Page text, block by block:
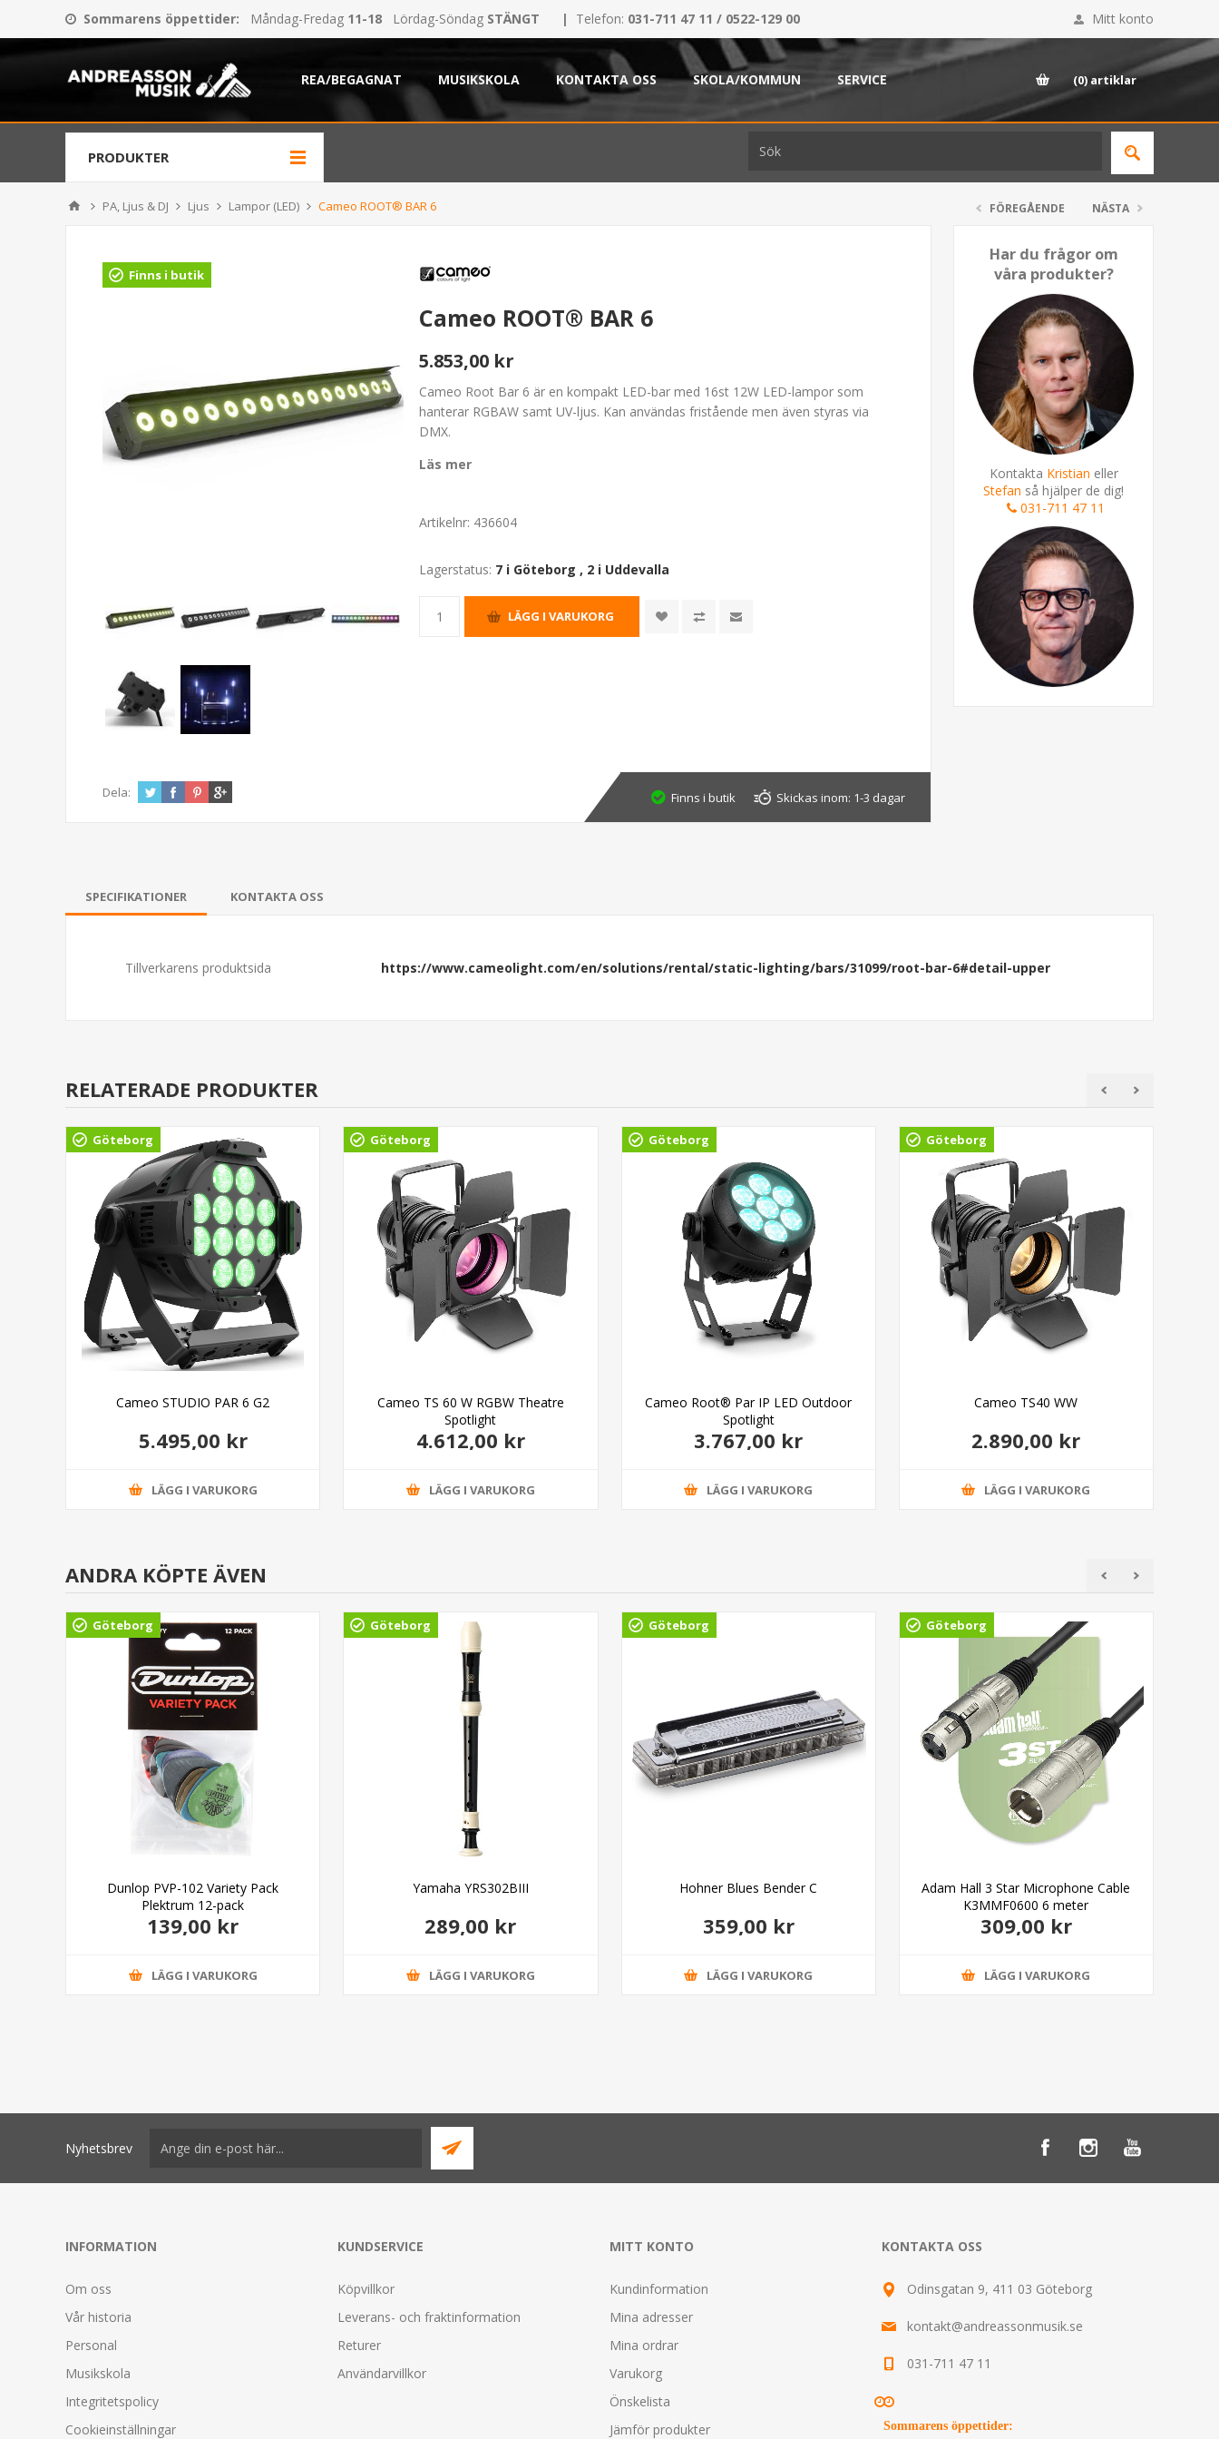
Sommarens öppettider: Måndag-Fredag 11-18 Lördag-Söndag STÄNGT | Telefon: 031-711 47 11 / 0522-129 00 Mitt konto
REA/BEGAGNAT MUSIKSKOLA KONTAKTA OSS SKOLA/KOMMUN SERVICE (0) artiklar
PRODUKTER
PA, Ljus & DJ Ljus Lampor (LED) Cameo ROOT® BAR 6 FÖREGÅENDE NÄSTA
Har du frågor om
våra produkter?
Kontakta Kristian eller
Stefan så hjälper de dig!
031-711 47 11
Finns i butik
Cameo ROOT® BAR 6
5.853,00 kr
Cameo Root Bar 6 är en kompakt LED-bar med 16st 12W LED-lampor som
hanterar RGBAW samt UV-ljus. Kan användas fristående men även styras via
DMX.
Läs mer
Artikelnr: 436604
Lagerstatus: 7 i Göteborg , 2 i Uddevalla
Dela: Finns i butik Skickas inom: 1-3 dagar
SPECIFIKATIONER KONTAKTA OSS
Tillverkarens produktsida https://www.cameolight.com/en/solutions/rental/static-lighting/bars/31099/root-bar-6#detail-upper
RELATERADE PRODUKTER
Göteborg
Cameo STUDIO PAR 6 G2
5.495,00 kr
LÄGG I VARUKORG
Göteborg
Cameo TS 60 W RGBW Theatre
Spotlight
4.612,00 kr
LÄGG I VARUKORG
Göteborg
Cameo Root® Par IP LED Outdoor
Spotlight
3.767,00 kr
LÄGG I VARUKORG
Göteborg
Cameo TS40 WW
2.890,00 kr
LÄGG I VARUKORG
ANDRA KÖPTE ÄVEN
Göteborg
Dunlop PVP-102 Variety Pack
Plektrum 12-pack
139,00 kr
LÄGG I VARUKORG
Göteborg
Yamaha YRS302BIII
289,00 kr
LÄGG I VARUKORG
Göteborg
Hohner Blues Bender C
359,00 kr
LÄGG I VARUKORG
Göteborg
Adam Hall 3 Star Microphone Cable
K3MMF0600 6 meter
309,00 kr
LÄGG I VARUKORG
Nyhetsbrev
INFORMATION
Om oss
Vår historia
Personal
Musikskola
Integritetspolicy
Cookieinställningar
KUNDSERVICE
Köpvillkor
Leverans- och fraktinformation
Returer
Användarvillkor
MITT KONTO
Kundinformation
Mina adresser
Mina ordrar
Varukorg
Önskelista
Jämför produkter
KONTAKTA OSS
Odinsgatan 9, 411 03 Göteborg
kontakt@andreassonmusik.se
031-711 47 11
Sommarens öppettider: